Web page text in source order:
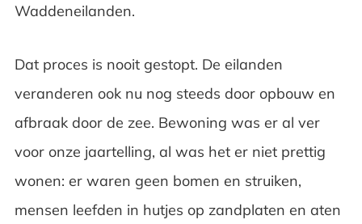
Waddeneilanden.
Dat proces is nooit gestopt. De eilanden
veranderen ook nu nog steeds door opbouw en
afbraak door de zee. Bewoning was er al ver
voor onze jaartelling, al was het er niet prettig
wonen: er waren geen bomen en struiken,
mensen leefden in hutjes op zandplaten en aten